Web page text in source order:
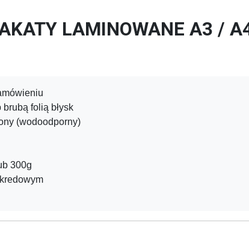
LAMINOWANE A3 /
folią błysk
(wodoodporny)
300g